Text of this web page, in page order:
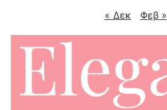
« Δεκ Φεβ »